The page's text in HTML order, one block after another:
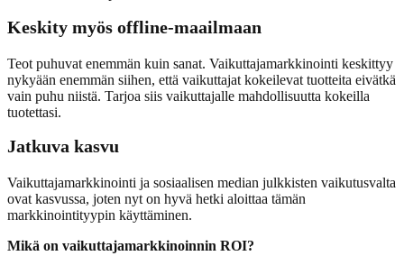
Keskity myös offline-maailmaan
Teot puhuvat enemmän kuin sanat. Vaikuttajamarkkinointi keskittyy
nykyään enemmän siihen, että vaikuttajat kokeilevat tuotteita eivätkä
vain puhu niistä. Tarjoa siis vaikuttajalle mahdollisuutta kokeilla
tuotettasi.
Jatkuva kasvu
Vaikuttajamarkkinointi ja sosiaalisen median julkkisten vaikutusvalta
ovat kasvussa, joten nyt on hyvä hetki aloittaa tämän
markkinointityypin käyttäminen.
Mikä on vaikuttajamarkkinoinnin ROI?